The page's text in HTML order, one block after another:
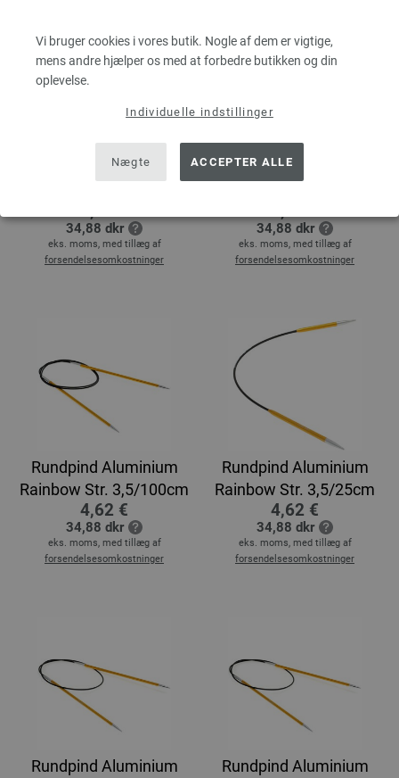
Vi bruger cookies i vores butik. Nogle af dem er vigtige,
mens andre hjælper os med at forbedre butikken og din
oplevelse.
Individuelle indstillinger
Nægte ACCEPTER ALLE
Rundpind Aluminium
34,88 dkr
eks. moms, med tillæg af
forsendelsesomkostninger
Rundpind Aluminium
34,88 dkr
eks. moms, med tillæg af
forsendelsesomkostninger
Rundpind Aluminium
Rainbow Str. 3,5/100cm
4,62 €
34,88 dkr
eks. moms, med tillæg af
forsendelsesomkostninger
Rundpind Aluminium
Rainbow Str. 3,5/25cm
4,62 €
34,88 dkr
eks. moms, med tillæg af
forsendelsesomkostninger
Rundpind Aluminium
Rundpind Aluminium